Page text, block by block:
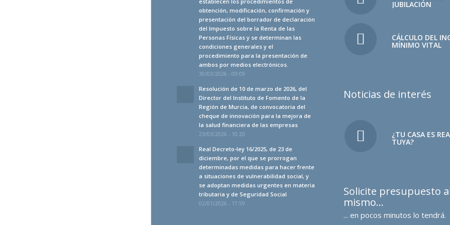
obtención, modificación, confirmación y
presentación del borrador de declaración
del Impuesto sobre la Renta de las
Personas Físicas y se determinan las
condiciones generales y el
procedimiento para la presentación de
ambos por medios electrónicos.
30/03/2026 - 09:09
Resolución de 10 de marzo de 2026, del
Director del Instituto de Fomento de la
Región de Murcia, de convocatoria del
cheque de innovación para la mejora de
la salud financiera de las empresas
23/03/2026 - 10:20
Real Decreto-ley 16/2025, de 23 de
diciembre, por el que se prorrogan
determinadas medidas para hacer frente
a situaciones de vulnerabilidad social, y
se adoptan medidas urgentes en materia
tributaria y de Seguridad Social
02/01/2026 - 17:59
JUBILACIÓN
CÁLCULO DEL
MÍNIMO VITAL
Noticias de interés
¿TU CASA ES
TUYA?
Solicite presupuesto
mismo…
... en pocos minutos lo tendrá.